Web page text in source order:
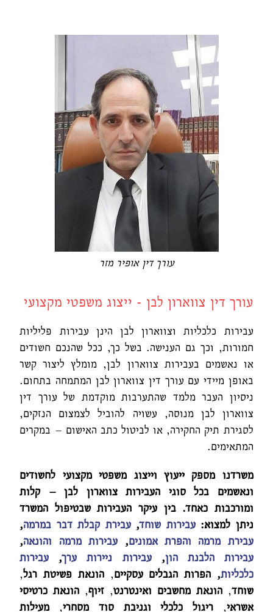
עורך דין אופיר מזר
עורך דין צווארון לבן - ייצוג משפטי מקצועי
עבירות כלכליות וצווארון לבן הינן עבירות פליליות
חמורות, וכך גם הענישה. בשל כך, ככל שהנכם חשודים
או נאשמים בעבירות צווארון לבן, מומלץ ליצור קשר
באופן מיידי עם עורך דין צווארון לבן המתמחה בתחום.
ניסיון העבר מלמד שהתערבות מוקדמת של עורך דין
צווארון לבן מנוסה, עשויה להוביל לצמצום הנזקים,
לסגירת תיק החקירה, או לביטול כתב האישום – במקרים
המתאימים.
משרדנו מספק ייעוץ וייצוג משפטי מקצועי לחשודים
ונאשמים בכל סוגי העבירות צווארון לבן – קלות
ומורכבות כאחד. בין עיקר העבירות שבטיפול המשרד
ניתן למצוא:עבירות שוחד,עבירת קבלת דבר במרמה,
עבירת מרמה והפרת אמונים, עבירות מרמה והונאה,
עבירות הלבנת הון,עבירות ניירות ערך, עבירות
כלכליות,הפרות הגבלים עסקיים,הונאת פשיטת רגל,
שוחד,הונאת מחשבים ואינטרנט, זיוף, הונאת כרטיסי
אשראי,ריגול כלכלי וגניבת סוד מסחרי, מעילות